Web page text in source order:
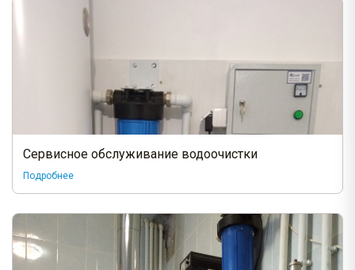
Сервисное обслуживание водоочистки
Подробнее